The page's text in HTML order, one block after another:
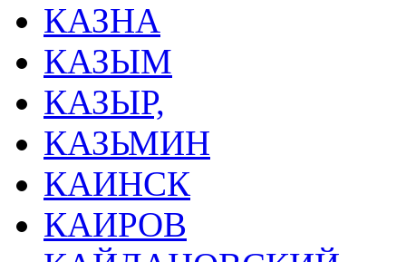
КАЗНА
КАЗЫМ
КАЗЫР,
КАЗЬМИН
КАИНСК
КАИРОВ